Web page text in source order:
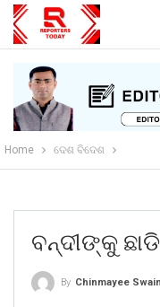
Home ଦେଶ ବିଦେଶ
ବନ୍ଦୀଙ୍କୁ
By Chinmayee Swain